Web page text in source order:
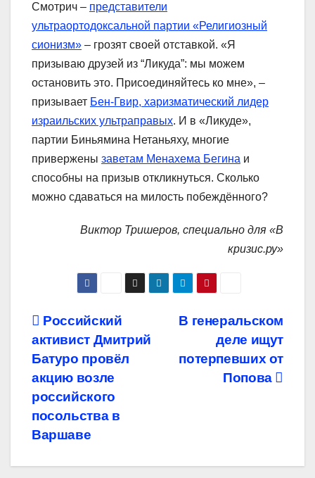
Смотрич – представители
ультраортодоксальной партии «Религиозный
сионизм» – грозят своей отставкой. «Я
призываю друзей из “Ликуда”: мы можем
остановить это. Присоединяйтесь ко мне», –
призывает Бен-Гвир, харизматический лидер
израильских ультраправых. И в «Ликуде»,
партии Биньямина Нетаньяху, многие
привержены заветам Менахема Бегина и
способны на призыв откликнуться. Сколько
можно сдаваться на милость побеждённого?
Виктор Тришеров, специально для «В
кризис.ру»
Навигация
по
записям
В генеральском
деле ищут
потерпевших от
Попова
Российский
активист Дмитрий
Батуро провёл
акцию возле
российского
посольства в
Варшаве